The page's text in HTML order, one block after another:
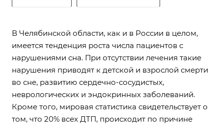
В Челябинской области, как и в России в целом,
имеется тенденция роста числа пациентов с
нарушениями сна. При отсутствии лечения такие
нарушения приводят к детской и взрослой смерти
во сне, развитию сердечно-сосудистых,
неврологических и эндокринных заболеваний.
Кроме того, мировая статистика свидетельствует о
том, что 20% всех ДТП, происходит по причине